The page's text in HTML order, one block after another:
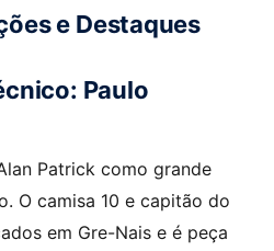
e Destaques
Paulo
Patrick como grande
O camisa 10 e capitão do
em Gre-Nais e é peça